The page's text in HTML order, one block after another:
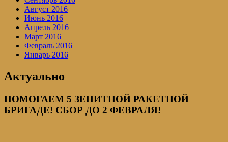
Август 2016
Июнь 2016
Апрель 2016
Март 2016
Февраль 2016
Январь 2016
Актуально
ПОМОГАЕМ 5 ЗЕНИТНОЙ РАКЕТНОЙ
БРИГАДЕ! СБОР ДО 2 ФЕВРАЛЯ!